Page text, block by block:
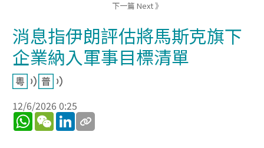
下一篇 Next 》
消息指伊朗評估將馬斯克旗下
企業納入軍事目標清單
12/6/2026 0:25
WhatsApp
WeChatLinkedIn